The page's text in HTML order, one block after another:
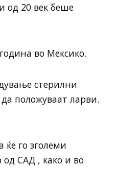
од 20 век беше
во Мексико.
стерилни
положуваат ларви.
ќе го зголеми
од САД , како и во